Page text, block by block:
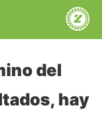
del
hay